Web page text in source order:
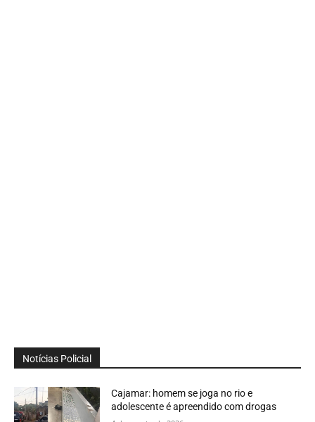
Notícias Policial
Cajamar: homem se joga no rio e
adolescente é apreendido com drogas